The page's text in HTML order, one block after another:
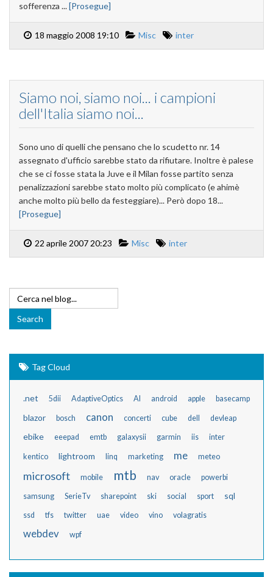
sofferenza ...[Prosegue]
18 maggio 2008 19:10 Misc inter
Siamo noi, siamo noi... i campioni
dell'Italia siamo noi...
Sono uno di quelli che pensano che lo scudetto nr. 14
assegnato d'ufficio sarebbe stato da rifiutare. Inoltre è palese
che se ci fosse stata la Juve e il Milan fosse partito senza
penalizzazioni sarebbe stato molto più complicato (e ahimè
anche molto più bello da festeggiare)... Però dopo 18...
[Prosegue]
22 aprile 2007 20:23 Misc inter
Tag Cloud
.net 5dii AdaptiveOptics AI android apple basecamp
blazor bosch canon concerti cube dell devleap
ebike eeepad emtb galaxysii garmin iis inter
kentico lightroom linq marketing me meteo
microsoft mobile mtb nav oracle powerbi
samsung SerieTv sharepoint ski social sport sql
ssd tfs twitter uae video vino volagratis
webdev wpf